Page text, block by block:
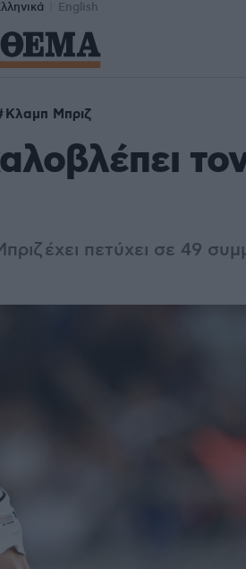
English
Κλαμπ Μπριζ
έχει πετύχει σε 49